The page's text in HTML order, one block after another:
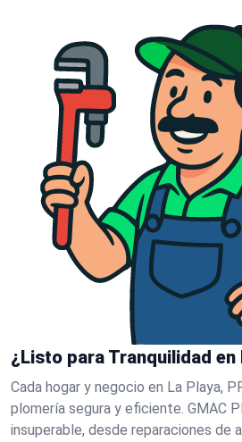
¿Listo para Tranquilidad en
Cada hogar y negocio en La Playa,
plomería segura y eficiente. GMAC
insuperable, desde reparaciones de